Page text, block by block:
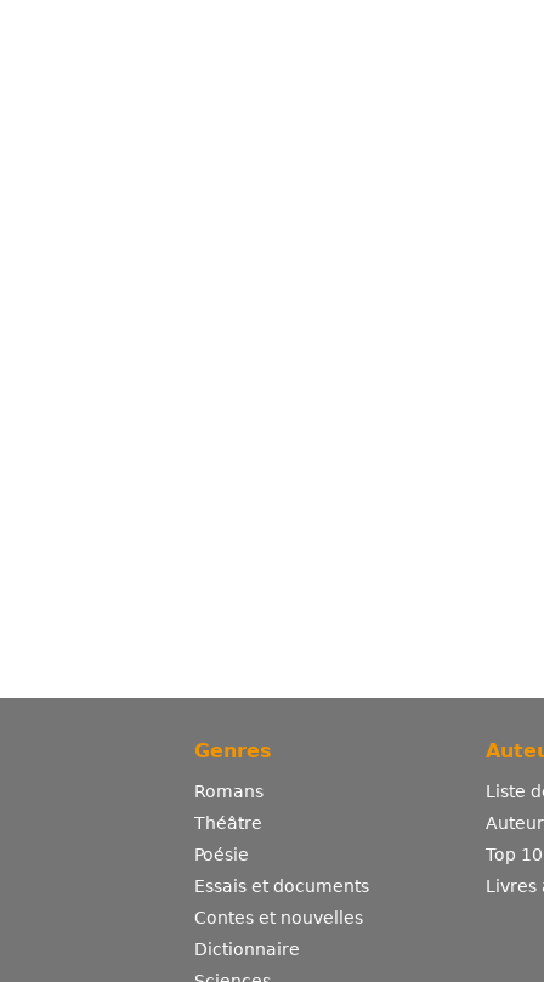
Genres
Romans
Théâtre
Poésie
Essais et documents
Contes et nouvelles
Dictionnaire
Liste
Top
Livres